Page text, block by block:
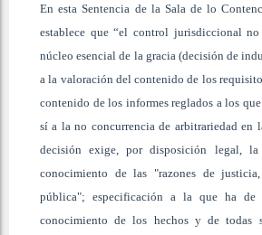
En esta Sentencia de la Sala de lo
establece que “el control jurisdiccional no
núcleo esencial de la gracia (decisión de
a la valoración del contenido de los
contenido de los informes reglados a los
sí a la no concurrencia de arbitrariedad en
decisión exige, por disposición legal,
conocimiento de las "razones de
pública"; especificación a la que ha de
conocimiento de los hechos y de todas